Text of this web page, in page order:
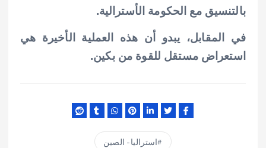
بالتنسيق مع الحكومة الأسترالية.
في المقابل، يبدو أن هذه العملية الأخيرة هي
استعراض مستقل للقوة من بكين.
استراليا - الصين